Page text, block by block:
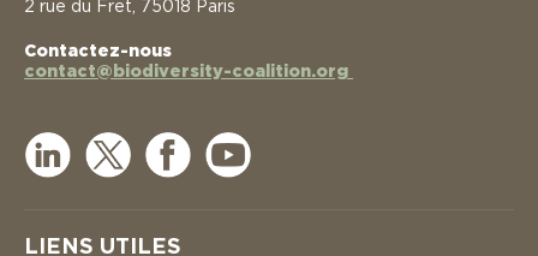
2 rue du Fret, 75018 Paris
Contactez-nous
contact@biodiversity-coalition.org
LIENS UTILES